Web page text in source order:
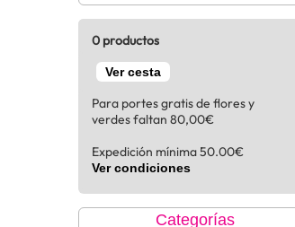
0 productos
Ver cesta
Para portes gratis de flores y
verdes faltan 80,00€
Expedición mínima 50.00€
Ver condiciones
Categorías